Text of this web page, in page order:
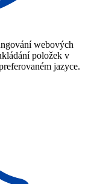
webových
položek v
jazyce.